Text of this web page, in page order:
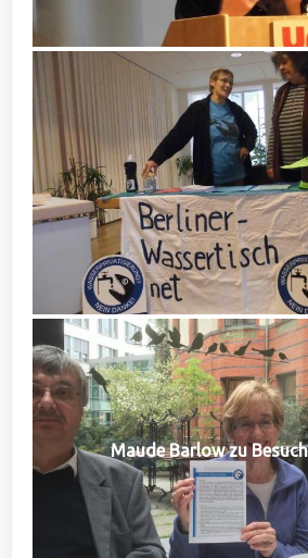
Maude Barlow zu